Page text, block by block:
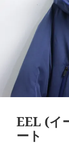
EEL (イ
ート